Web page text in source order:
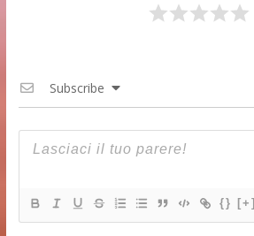
Subscribe
{} [+]